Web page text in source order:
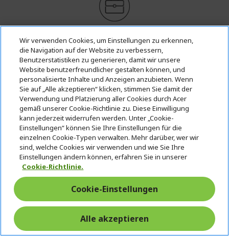
Geschäftskunde? Hier bestes Angebot
anfordern!
KONTAKTIEREN SIE UNS | ERSTELLEN SIE EINEN
ACCOUNT
CHF 251.00
AUF LAGER
(VERSANDZEIT CA. 1 - 5 WERKTAGE)
Anzahl:
Produktseite
In den Warenkorb
Wir verwenden Cookies, um Einstellungen zu erkennen,
die Navigation auf der Website zu verbessern,
Benutzerstatistiken zu generieren, damit wir unsere
Website benutzerfreundlicher gestalten können, und
personalisierte Inhalte und Anzeigen anzubieten. Wenn
Sie auf „Alle akzeptieren“ klicken, stimmen Sie damit der
Verwendung und Platzierung aller Cookies durch Acer
gemäß unserer Cookie-Richtlinie zu. Diese Einwilligung
kann jederzeit widerrufen werden. Unter „Cookie-
Einstellungen“ können Sie Ihre Einstellungen für die
einzelnen Cookie-Typen verwalten. Mehr darüber, wer wir
sind, welche Cookies wir verwenden und wie Sie Ihre
Einstellungen ändern können, erfahren Sie in unserer
Cookie-Richtlinie.
Cookie-Einstellungen
Alle akzeptieren